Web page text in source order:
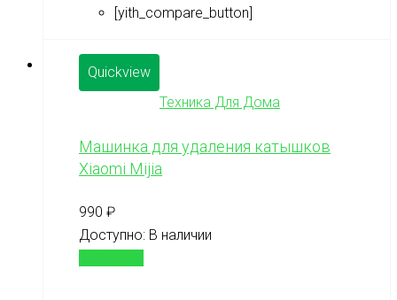
[yith_compare_button]
Quickview
Техника Для Дома
Машинка для удаления катышков
Xiaomi Mijia
990 ₽
Доступно: В наличии